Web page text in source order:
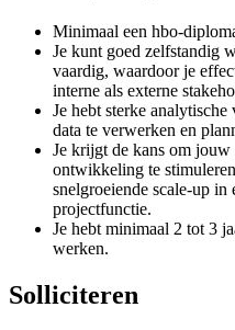
Minimaal een hbo-
Je kunt goed zelfstandig
vaardig, waardoor je
interne als externe
Je hebt sterke
data te verwerken en
Je krijgt de kans om
ontwikkeling te
snelgroeiende scale-up in
projectfunctie.
Je hebt minimaal 2 tot 3
werken.
Solliciteren